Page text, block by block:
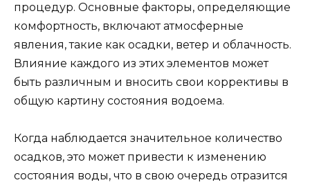
процедур. Основные факторы, определяющие
комфортность, включают атмосферные
явления, такие как осадки, ветер и облачность.
Влияние каждого из этих элементов может
быть различным и вносить свои коррективы в
общую картину состояния водоема.
Когда наблюдается значительное количество
осадков, это может привести к изменению
состояния воды, что в свою очередь отразится